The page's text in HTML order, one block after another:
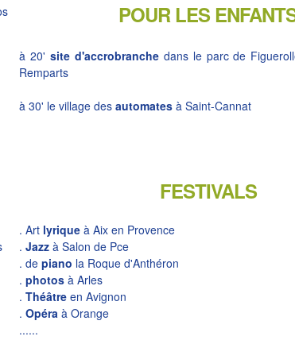
POUR LES
à 20' site d'accrobranchedans le parc de
Remparts
à 30' le village des automates à Saint-Cannat
FESTIVALS
. Art lyrique à Aix en Provence
. Jazz à Salon de Pce
. de piano la Roque d'Anthéron
. photos à Arles
. Théâtre en Avignon
. Opéra à Orange
......